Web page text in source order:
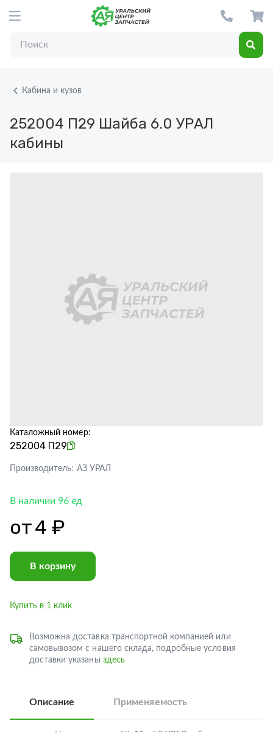
Кабина и кузов
252004 П29 Шайба 6.0 УРАЛ
кабины
Каталожный номер:
252004 П29
Производитель: АЗ УРАЛ
В наличии 96 ед
от4 ₽
В корзину
Купить в 1 клик
Возможна доставка транспортной компанией или
самовывозом с нашего склада, подробные условия
доставки указаны здесь
Описание Применяемость